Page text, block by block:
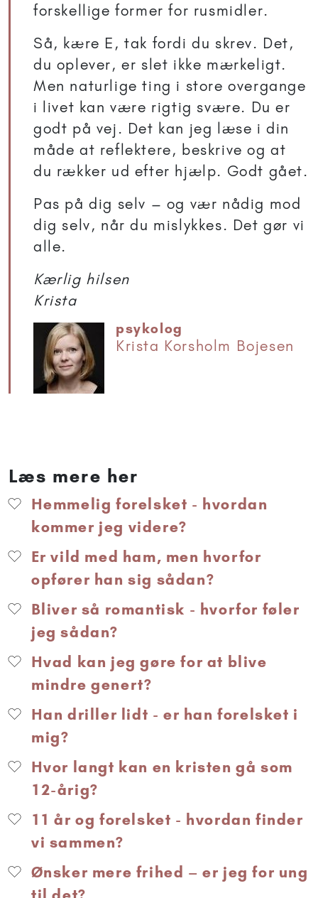
forskellige former for rusmidler.
Så, kære E, tak fordi du skrev. Det,
du oplever, er slet ikke mærkeligt.
Men naturlige ting i store overgange
i livet kan være rigtig svære. Du er
godt på vej. Det kan jeg læse i din
måde at reflektere, beskrive og at
du rækker ud efter hjælp. Godt gået.
Pas på dig selv – og vær nådig mod
dig selv, når du mislykkes. Det gør vi
alle.
Kærlig hilsen
Krista
psykolog
Krista Korsholm Bojesen
Læs mere her
Hemmelig forelsket - hvordan
kommer jeg videre?
Er vild med ham, men hvorfor
opfører han sig sådan?
Bliver så romantisk - hvorfor føler
jeg sådan?
Hvad kan jeg gøre for at blive
mindre genert?
Han driller lidt - er han forelsket i
mig?
Hvor langt kan en kristen gå som
12-årig?
11 år og forelsket - hvordan finder
vi sammen?
Ønsker mere frihed – er jeg for ung